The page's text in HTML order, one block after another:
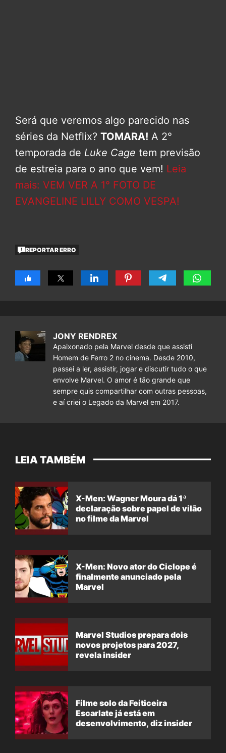
Será que veremos algo parecido nas
séries da Netflix? TOMARA! A 2°
temporada de Luke Cage tem previsão
de estreia para o ano que vem! Leia
mais: VEM VER A 1° FOTO DE
EVANGELINE LILLY COMO VESPA!
REPORTAR ERRO
JONY RENDREX
Apaixonado pela Marvel desde que assisti
Homem de Ferro 2 no cinema. Desde 2010,
passei a ler, assistir, jogar e discutir tudo o que
envolve Marvel. O amor é tão grande que
sempre quis compartilhar com outras pessoas,
e aí criei o Legado da Marvel em 2017.
LEIA TAMBÉM
X-Men: Wagner Moura dá 1ª
declaração sobre papel de vilão
no filme da Marvel
X-Men: Novo ator do Ciclope é
finalmente anunciado pela
Marvel
Marvel Studios prepara dois
novos projetos para 2027,
revela insider
Filme solo da Feiticeira
Escarlate já está em
desenvolvimento, diz insider